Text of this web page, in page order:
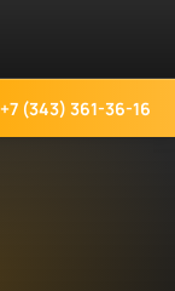
+7 (343) 361-36-16